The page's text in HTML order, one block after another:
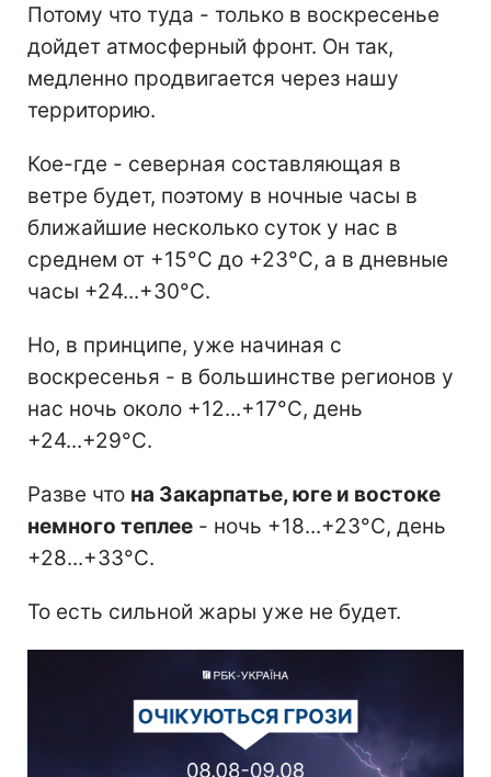
Потому что туда - только в воскресенье
дойдет атмосферный фронт. Он так,
медленно продвигается через нашу
территорию.
Кое-где - северная составляющая в
ветре будет, поэтому в ночные часы в
ближайшие несколько суток у нас в
среднем от +15°С до +23°С, а в дневные
часы +24...+30°C.
Но, в принципе, уже начиная с
воскресенья - в большинстве регионов у
нас ночь около +12...+17°C, день
+24...+29°C.
Разве что на Закарпатье, юге и востоке
немного теплее - ночь +18...+23°C, день
+28...+33°C.
То есть сильной жары уже не будет.